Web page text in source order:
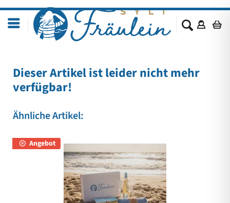
Dieser Artikel ist leider nicht mehr
verfügbar!
Ähnliche Artikel:
Angebot